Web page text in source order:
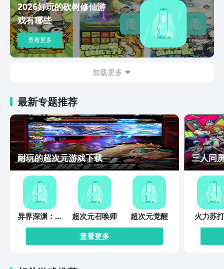
2026好玩的砍树修仙游
戏有哪些
查看更多
加载更多
最新专题推荐
耐玩的超次元游戏下载
异界深渊：觉
醒
超次元召唤师
超次元觉醒
查看更多
三人同
火力苏